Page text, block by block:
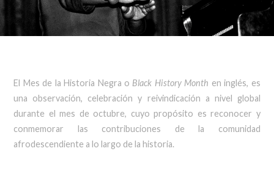
El Mes de la Historia Negra o Black History Month en inglés, es
una observación, celebración y reivindicación a nivel global
durante el mes de octubre, cuyo propósito es reconocer y
conmemorar las contribuciones de la comunidad
afrodescendiente a lo largo de la historia.